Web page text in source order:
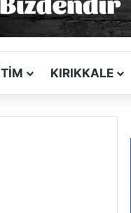
KIRIKKALE